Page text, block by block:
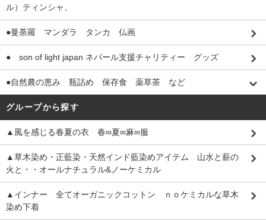
ル）ティンシャ、
●曼荼羅 マンダラ タンカ 仏画
● son of light japan ネパール支援チャリティー グッズ
●自然農の恵み 瓶詰め 保存食 薬草茶 など
グループから探す
▲風を感じる春夏の衣 春∞夏∞麻∞服
▲草木染め・正藍染・天然インド藍染めアイテム 山水と薪の
火と・・オールナチュラル&ノーケミカル
▲インナー 全てオーガニックコットン ｎｏケミカルな草木
染め下着